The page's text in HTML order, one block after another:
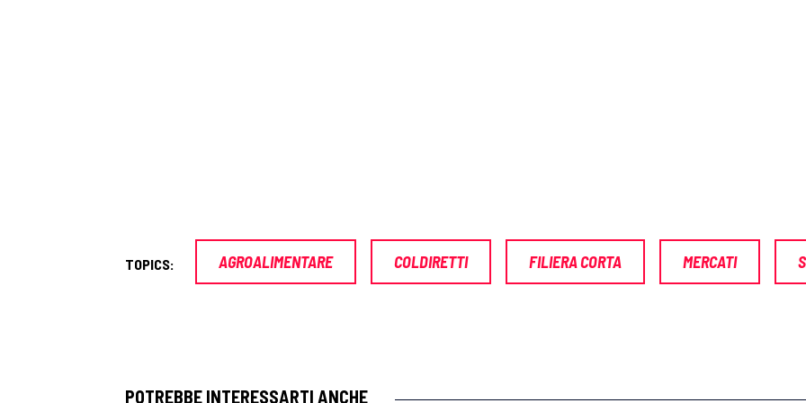
TOPICS: AGROALIMENTARE COLDIRETTI FILIERA CORTA MERCATI
POTREBBE INTERESSARTI ANCHE